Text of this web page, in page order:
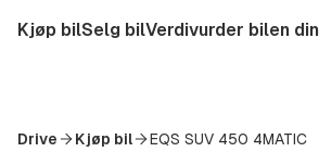
tilKjøp bilSelg bilVerdivurder bilen din
Drive Kjøp bil EQS SUV 450 4MATIC